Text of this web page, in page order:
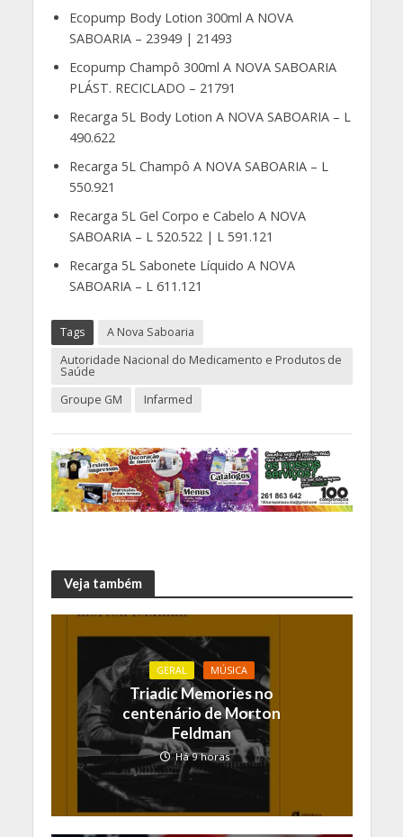
Ecopump Body Lotion 300ml A NOVA
SABOARIA – 23949 | 21493
Ecopump Champô 300ml A NOVA SABOARIA
PLÁST. RECICLADO – 21791
Recarga 5L Body Lotion A NOVA SABOARIA – L
490.622
Recarga 5L Champô A NOVA SABOARIA – L
550.921
Recarga 5L Gel Corpo e Cabelo A NOVA
SABOARIA – L 520.522 | L 591.121
Recarga 5L Sabonete Líquido A NOVA
SABOARIA – L 611.121
Tags
A Nova Saboaria
Autoridade Nacional do Medicamento e Produtos de
Saúde
Groupe GM
Infarmed
Veja também
GERAL MÚSICA
Triadic Memories no
centenário de Morton
Feldman
Há 9 horas